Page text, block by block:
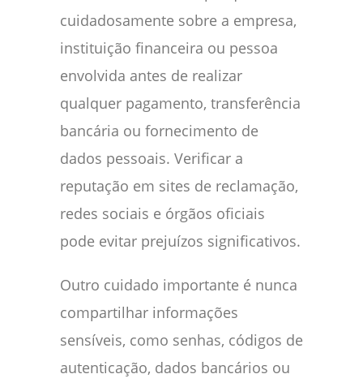
cuidadosamente sobre a empresa,
instituição financeira ou pessoa
envolvida antes de realizar
qualquer pagamento, transferência
bancária ou fornecimento de
dados pessoais. Verificar a
reputação em sites de reclamação,
redes sociais e órgãos oficiais
pode evitar prejuízos significativos.
Outro cuidado importante é nunca
compartilhar informações
sensíveis, como senhas, códigos de
autenticação, dados bancários ou